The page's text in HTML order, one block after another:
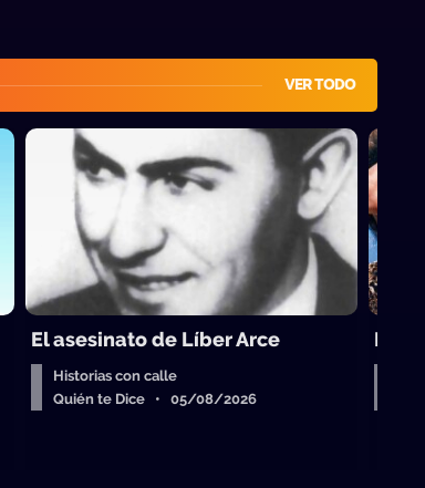
VER TODO
El asesinato de Líber Arce
Historias con calle
Quién te Dice • 05/08/2026
De